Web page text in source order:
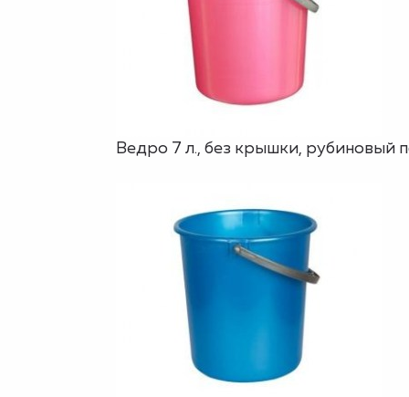
Ведро 7 л., без крышки, рубиновый